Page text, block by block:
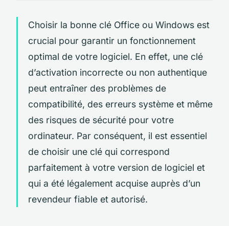
Choisir la bonne clé Office ou Windows est
crucial pour garantir un fonctionnement
optimal de votre logiciel. En effet, une clé
d’activation incorrecte ou non authentique
peut entraîner des problèmes de
compatibilité, des erreurs système et même
des risques de sécurité pour votre
ordinateur. Par conséquent, il est essentiel
de choisir une clé qui correspond
parfaitement à votre version de logiciel et
qui a été légalement acquise auprès d’un
revendeur fiable et autorisé.